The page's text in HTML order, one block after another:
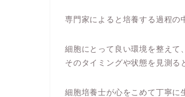
専門家によると培養する過程の
細胞にとって良い環境を整えて
そのタイミングや状態を見測る
細胞培養士が心をこめて丁寧に